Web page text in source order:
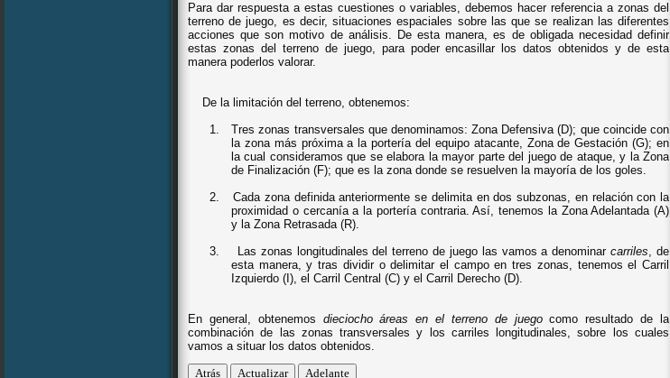
Para dar respuesta a estas cuestiones o variables, debemos hacer referencia a zonas del
terreno de juego, es decir, situaciones espaciales sobre las que se realizan las diferentes
acciones que son motivo de análisis. De esta manera, es de obligada necesidad definir
estas zonas del terreno de juego, para poder encasillar los datos obtenidos y de esta
manera poderlos valorar.
De la limitación del terreno, obtenemos:
1.
Tres zonas transversales que denominamos: Zona Defensiva (D); que coincide con
la zona más próxima a la portería del equipo atacante, Zona de Gestación (G); en
la cual consideramos que se elabora la mayor parte del juego de ataque, y la Zona
de Finalización (F); que es la zona donde se resuelven la mayoría de los goles.
2.
Cada zona definida anteriormente se delimita en dos subzonas, en relación con la
proximidad o cercanía a la portería contraria. Así, tenemos la Zona Adelantada (A)
y la Zona Retrasada (R).
3.
Las zonas longitudinales del terreno de juego las vamos a denominarcarriles, de
esta manera, y tras dividir o delimitar el campo en tres zonas, tenemos el Carril
Izquierdo (I), el Carril Central (C) y el Carril Derecho (D).
En general, obtenemos dieciocho áreas en el terreno de juegocomo resultado de la
combinación de las zonas transversales y los carriles longitudinales, sobre los cuales
vamos a situar los datos obtenidos.